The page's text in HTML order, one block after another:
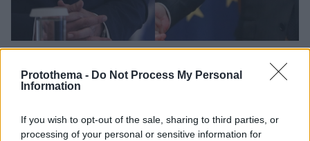
Protothema - Do Not Process My Personal
Information
If you wish to opt-out of the sale, sharing to third parties, or
processing of your personal or sensitive information for
Αυξημένη προσέλευση σε σύγκριση με το 2018 -
Χριστοδουλίδης και Μαυρογιάννης στη «μάχη» για την
Η ανακήρυξη του νέου Προέδρου θα γίνει απόψε το
βράδυ (12/2) στο στάδιο «Τάσσος Παπαδόπουλος», και